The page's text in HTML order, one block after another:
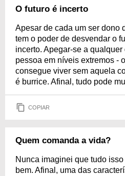
O futuro é incerto
Apesar de cada um ser dono
tem o poder de desvendar o
incerto. Apegar-se a
pessoa em níveis extremos -
consegue viver sem aquela
é burrice. Afinal, tudo pode
COPIAR
Quem comanda a vida?
Nunca imaginei que tudo
bem. Afinal, uma das